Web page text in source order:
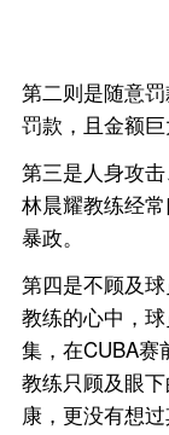
第二则是随意
罚款，且金额巨
第三是人身攻
林晨耀教练经
暴政。
第四是不顾及
教练的心中，
集，在CUBA赛
教练只顾及眼
康，更没有想